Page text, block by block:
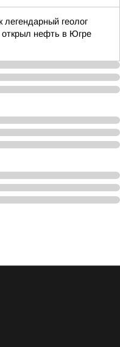
легендарный геолог
нефть в Югре